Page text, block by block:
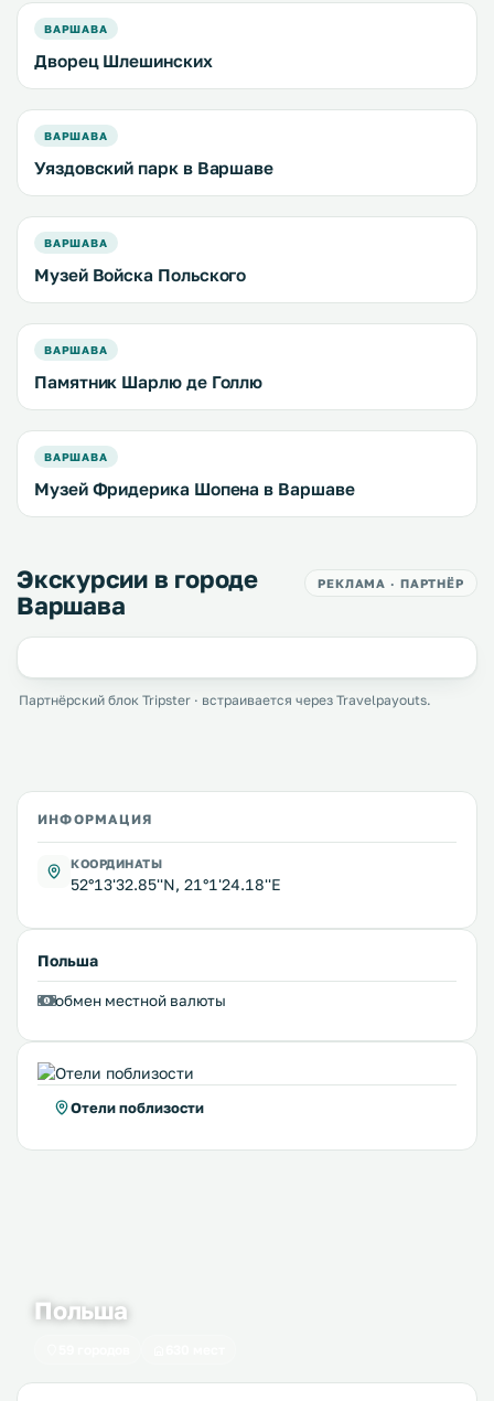
ВАРШАВА
Дворец Шлешинских
ВАРШАВА
Уяздовский парк в Варшаве
ВАРШАВА
Музей Войска Польского
ВАРШАВА
Памятник Шарлю де Голлю
ВАРШАВА
Музей Фридерика Шопена в Варшаве
Экскурсии в городе
Варшава
РЕКЛАМА · ПАРТНЁР
Партнёрский блок Tripster · встраивается через Travelpayouts.
ИНФОРМАЦИЯ
КООРДИНАТЫ
52°13'32.85''N, 21°1'24.18''E
Польша
обмен местной валюты
Отели поблизости
Польша